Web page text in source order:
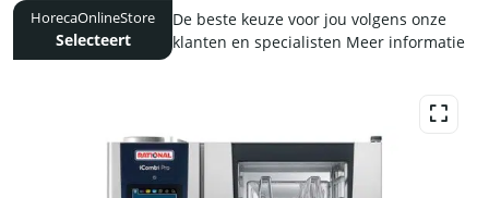
HorecaOnlineStore
Selecteert
De beste keuze voor jou volgens onze
klanten en specialisten Meer informatie